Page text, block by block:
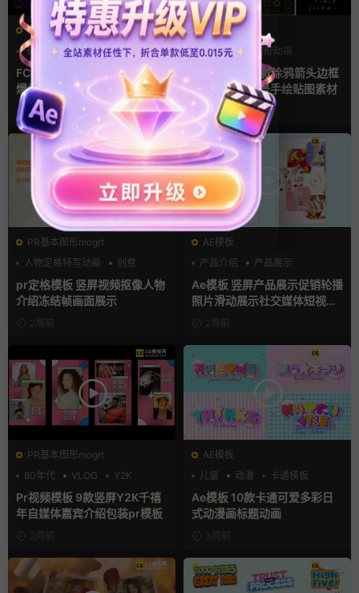
FCPX发生器
卡通模板
图形动画
手绘风
FCPX插件 58组2D手绘Flash
爆炸火焰能量特效
1周前
FCPX发生器
叠加素材
图形动画
fcpx插件 135款涂鸦箭头边框
线条数字母符号手绘贴图素材
2周前
PR基本图形mogrt
人物定格特写动画
创意
动态海报
pr定格模板 竖屏视频抠像人物
介绍冻结帧画面展示
2周前
AE模板
产品介绍
产品展示
卡通模板
Ae模板 竖屏产品展示促销轮播
照片滑动展示社交媒体短视频
片头2周前
PR基本图形mogrt
80年代
VLOG Y2K
Pr视频模板 9款竖屏Y2K千禧
年自媒体嘉宾介绍包装pr模板
2周前
AE模板
儿童
动漫 卡通模板
Ae模板 10款卡通可爱多彩日
式动漫画标题动画
3周前